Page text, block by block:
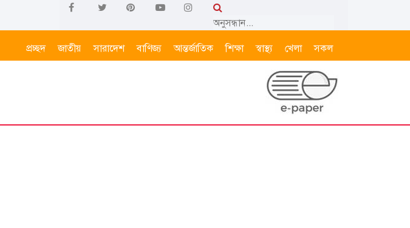
প্রচ্ছদ জাতীয় সারাদেশ বাণিজ্য আন্তর্জাতিক শিক্ষা স্বাস্থ্য খেলা সকল